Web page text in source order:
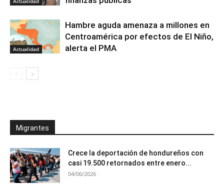
Actualidad
Hambre aguda amenaza a millones en
Centroamérica por efectos de El Niño,
alerta el PMA
Migrantes
Crece la deportación de hondureños con
casi 19.500 retornados entre enero...
04/06/2026